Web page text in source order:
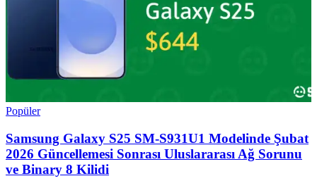
Popüler
Samsung Galaxy S25 SM-S931U1 Modelinde Şubat
2026 Güncellemesi Sonrası Uluslararası Ağ Sorunu
ve Binary 8 Kilidi